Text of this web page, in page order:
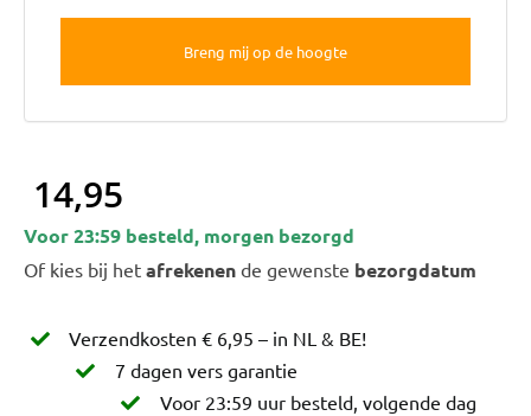
14,95
Voor 23:59 besteld, morgen bezorgd
Of kies bij het afrekenende gewenste bezorgdatum
Verzendkosten € 6,95 – in NL & BE!
7 dagen vers garantie
Voor 23:59 uur besteld, volgende dag